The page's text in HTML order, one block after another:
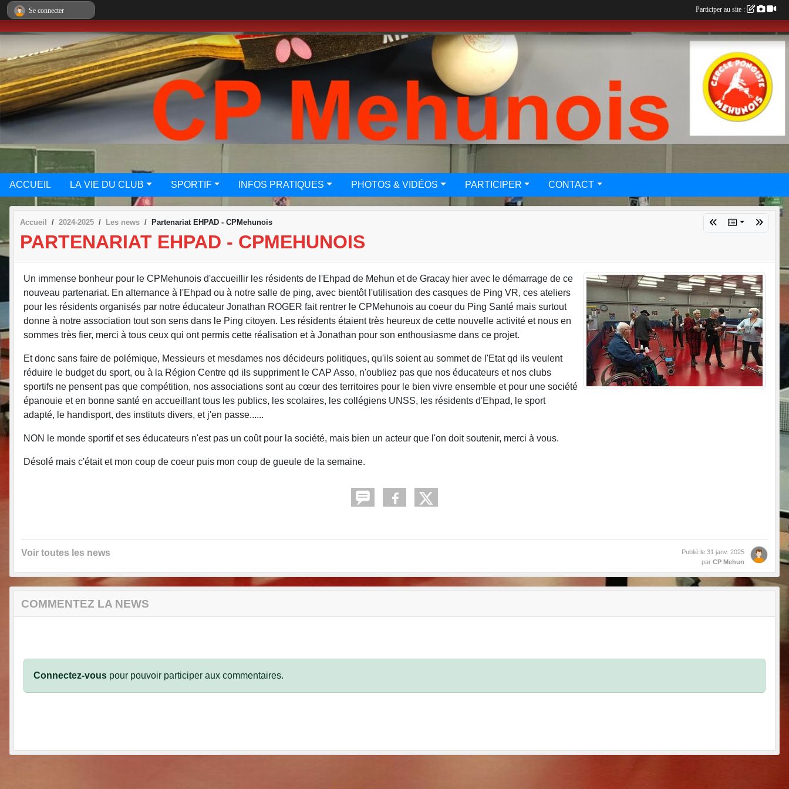
ACCUEIL LA VIE DU CLUB SPORTIF INFOS PRATIQUES PHOTOS & VIDÉOS PARTICIPER CONTACT
Accueil 2024-2025 Les news Partenariat EHPAD - CPMehunois
PARTENARIAT EHPAD - CPMEHUNOIS
Un immense bonheur pour le CPMehunois d'accueillir les résidents de l'Ehpad de Mehun et de Gracay hier avec le démarrage de ce
nouveau partenariat. En alternance à l'Ehpad ou à notre salle de ping, avec bientôt l'utilisation des casques de Ping VR, ces ateliers
pour les résidents organisés par notre éducateur Jonathan ROGER fait rentrer le CPMehunois au coeur du Ping Santé mais surtout
donne à notre association tout son sens dans le Ping citoyen. Les résidents étaient très heureux de cette nouvelle activité et nous en
sommes très fier, merci à tous ceux qui ont permis cette réalisation et à Jonathan pour son enthousiasme dans ce projet.
Et donc sans faire de polémique, Messieurs et mesdames nos décideurs politiques, qu'ils soient au sommet de l'Etat qd ils veulent
réduire le budget du sport, ou à la Région Centre qd ils suppriment le CAP Asso, n'oubliez pas que nos éducateurs et nos clubs
sportifs ne pensent pas que compétition, nos associations sont au cœur des territoires pour le bien vivre ensemble et pour une société
épanouie et en bonne santé en accueillant tous les publics, les scolaires, les collégiens UNSS, les résidents d'Ehpad, le sport
adapté, le handisport, des instituts divers, et j'en passe......
NON le monde sportif et ses éducateurs n'est pas un coût pour la société, mais bien un acteur que l'on doit soutenir, merci à vous.
Désolé mais c'était et mon coup de coeur puis mon coup de gueule de la semaine.
Voir toutes les news Publié le 31 janv. 2025
par CP Mehun
COMMENTEZ LA NEWS
Connectez-vous pour pouvoir participer aux commentaires.
Se connecter Participer au site :
Panneau de gestion des cookies